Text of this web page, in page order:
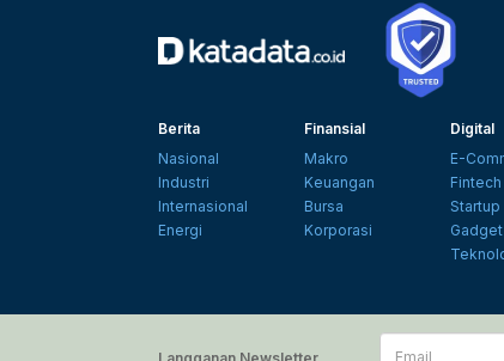
Berita
Nasional
Industri
Internasional
Energi
Finansial
Makro
Keuangan
Bursa
Korporasi
Digital
E-
Fintech
Startup
Gadget
Email